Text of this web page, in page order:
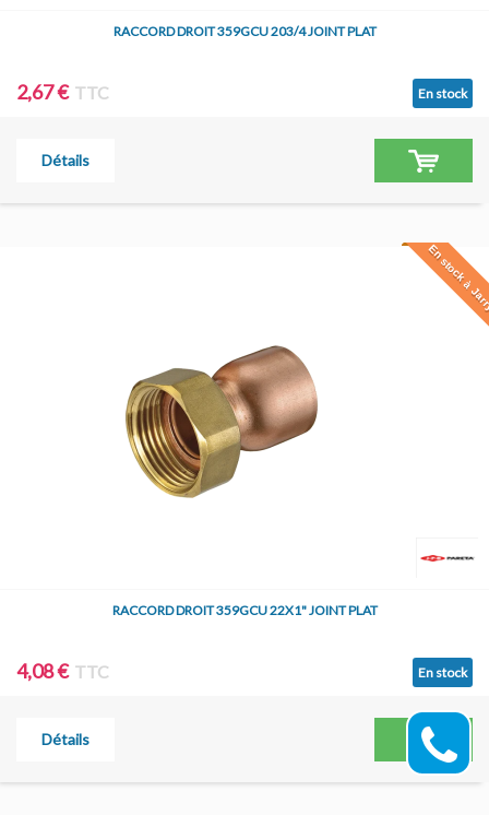
RACCORD DROIT 359GCU 203/4 JOINT PLAT
2,67 € TTC En stock
Détails
En stock à
RACCORD DROIT 359GCU 22X1" JOINT PLAT
4,08 € TTC En stock
Détails